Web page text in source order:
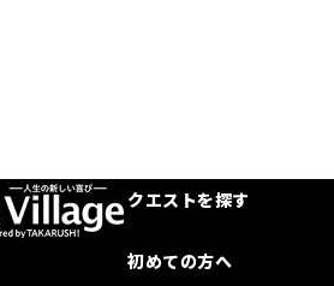
クエストを探す
初めての方へ